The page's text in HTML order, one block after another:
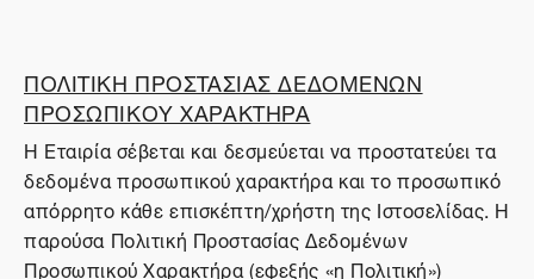
ΠΟΛΙΤΙΚΗ ΠΡΟΣΤΑΣΙΑΣ ΔΕΔΟΜΕΝΩΝ
ΠΡΟΣΩΠΙΚΟΥ ΧΑΡΑΚΤΗΡΑ
Η Εταιρία σέβεται και δεσμεύεται να προστατεύει τα
δεδομένα προσωπικού χαρακτήρα και το προσωπικό
απόρρητο κάθε επισκέπτη/χρήστη της Ιστοσελίδας. Η
παρούσα Πολιτική Προστασίας Δεδομένων
Προσωπικού Χαρακτήρα (εφεξής «η Πολιτική»)